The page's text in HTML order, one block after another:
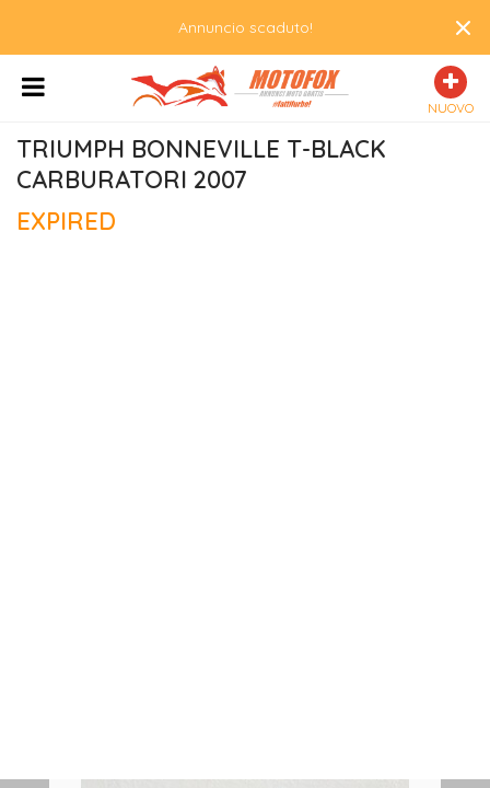
×
Annuncio scaduto!
NUOVO
TRIUMPH BONNEVILLE T-BLACK
CARBURATORI 2007
EXPIRED